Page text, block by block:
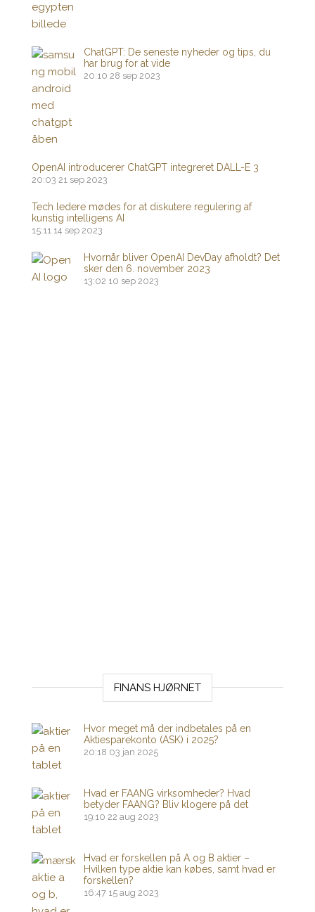
ChatGPT: De seneste nyheder og tips, du
har brug for at vide
20:10 28 sep 2023
OpenAI introducerer ChatGPT integreret DALL-E 3
20:03 21 sep 2023
Tech ledere mødes for at diskutere regulering af
kunstig intelligens AI
15:11 14 sep 2023
Hvornår bliver OpenAI DevDay afholdt? Det
sker den 6. november 2023
13:02 10 sep 2023
FINANS HJØRNET
Hvor meget må der indbetales på en
Aktiesparekonto (ASK) i 2025?
20:18 03 jan 2025
Hvad er FAANG virksomheder? Hvad
betyder FAANG? Bliv klogere på det
19:10 22 aug 2023
Hvad er forskellen på A og B aktier –
Hvilken type aktie kan købes, samt hvad er
forskellen?
16:47 15 aug 2023